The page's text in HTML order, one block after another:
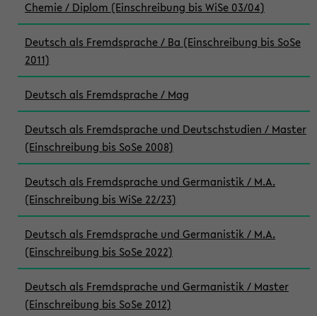
Chemie / Diplom (Einschreibung bis WiSe 03/04)
Deutsch als Fremdsprache / Ba (Einschreibung bis SoSe
2011)
Deutsch als Fremdsprache / Mag
Deutsch als Fremdsprache und Deutschstudien / Master
(Einschreibung bis SoSe 2008)
Deutsch als Fremdsprache und Germanistik / M.A.
(Einschreibung bis WiSe 22/23)
Deutsch als Fremdsprache und Germanistik / M.A.
(Einschreibung bis SoSe 2022)
Deutsch als Fremdsprache und Germanistik / Master
(Einschreibung bis SoSe 2012)